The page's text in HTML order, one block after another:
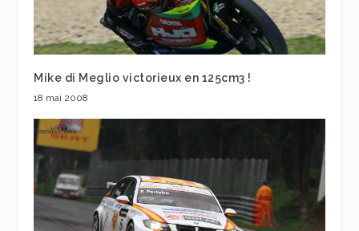
Mike di Meglio victorieux en 125cm3 !
18 mai 2008